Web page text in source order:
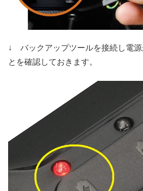
↓ バックアップツールを接続し電源
とを確認しておきます。